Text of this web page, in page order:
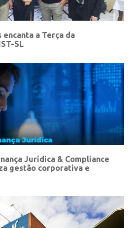
a Terça da
SL
Jurídica & Compliance
gestão corporativa e